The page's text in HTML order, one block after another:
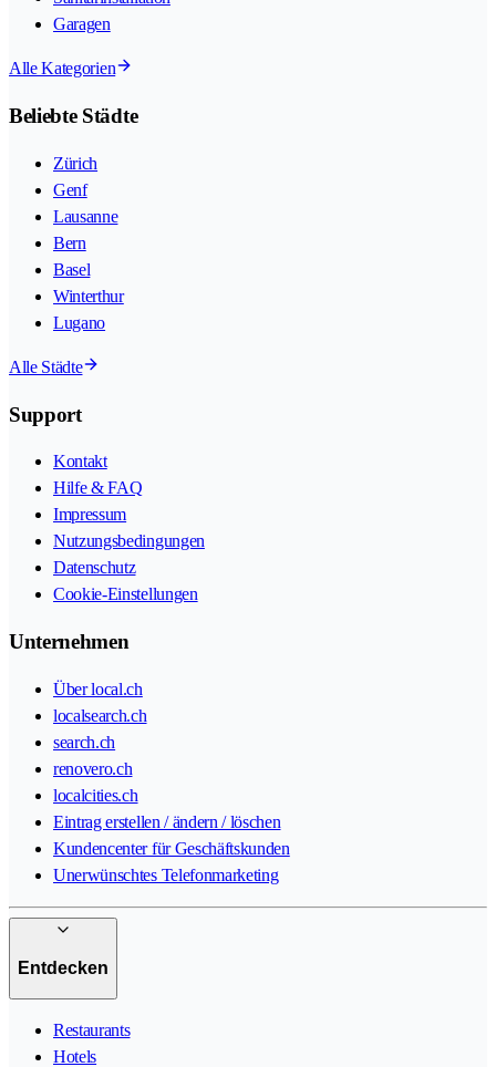
Garagen
Alle Kategorien
Beliebte Städte
Zürich
Genf
Lausanne
Bern
Basel
Winterthur
Lugano
Alle Städte
Support
Kontakt
Hilfe & FAQ
Impressum
Nutzungsbedingungen
Datenschutz
Cookie-Einstellungen
Unternehmen
Über local.ch
localsearch.ch
search.ch
renovero.ch
localcities.ch
Eintrag erstellen / ändern / löschen
Kundencenter für Geschäftskunden
Unerwünschtes Telefonmarketing
Entdecken
Restaurants
Hotels